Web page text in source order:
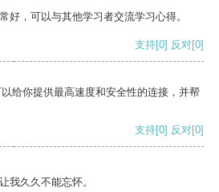
好，可以与其他学习者交流学习心得。
支持[0] 反对[0]
给你提供最高速度和安全性的连接，并帮
支持[0] 反对[0]
我久久不能忘怀。